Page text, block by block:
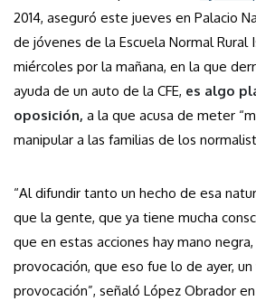
2014, aseguró este jueves en Palacio
de jóvenes de la Escuela Normal Rural
miércoles por la mañana, en la que
ayuda de un auto de la CFE, es algo
oposición, a la que acusa de meter
manipular a las familias de los
“Al difundir tanto un hecho de esa
que la gente, que ya tiene mucha
que en estas acciones hay mano
provocación, que eso fue lo de ayer,
provocación”, señaló López Obrador